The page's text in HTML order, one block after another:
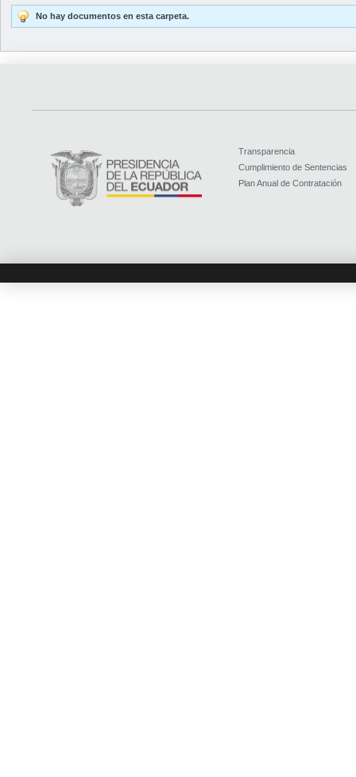
No hay documentos en esta carpeta.
Transparencia
Cumplimiento de Sentencias
Plan Anual de Contratación